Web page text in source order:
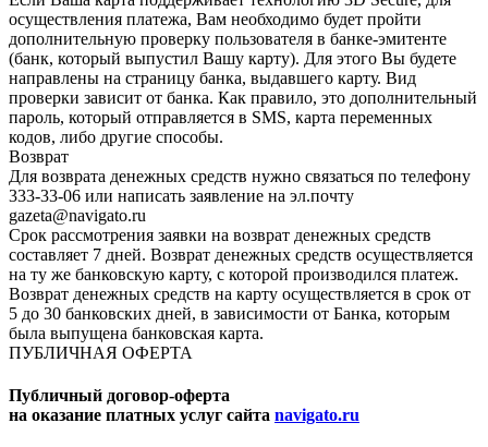
осуществления платежа, Вам необходимо будет пройти
дополнительную проверку пользователя в банке-эмитенте
(банк, который выпустил Вашу карту). Для этого Вы будете
направлены на страницу банка, выдавшего карту. Вид
проверки зависит от банка. Как правило, это дополнительный
пароль, который отправляется в SMS, карта переменных
кодов, либо другие способы.
Возврат
Для возврата денежных средств нужно связаться по телефону
333-33-06 или написать заявление на эл.почту
gazeta@navigato.ru
Срок рассмотрения заявки на возврат денежных средств
составляет 7 дней. Возврат денежных средств осуществляется
на ту же банковскую карту, с которой производился платеж.
Возврат денежных средств на карту осуществляется в срок от
5 до 30 банковских дней, в зависимости от Банка, которым
была выпущена банковская карта.
ПУБЛИЧНАЯ ОФЕРТА
Публичный договор-оферта
на оказание платных услуг сайта navigato.ru